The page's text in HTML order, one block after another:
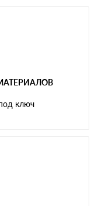
ключ